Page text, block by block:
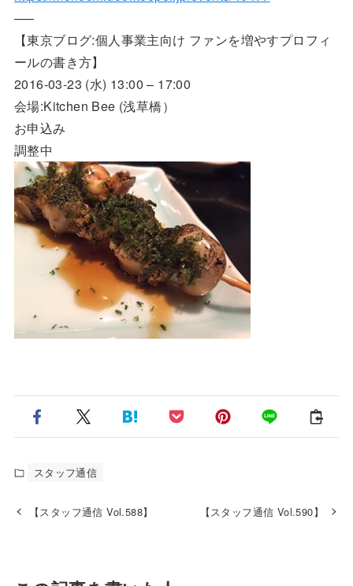
—–
【東京ブログ:個人事業主向け ファンを増やすプロフィ
ールの書き方】
2016-03-23 (水) 13:00 – 17:00
会場:Kitchen Bee (浅草橋）
お申込み
調整中
スタッフ通信
【スタッフ通信 Vol.588】 【スタッフ通信 Vol.590】